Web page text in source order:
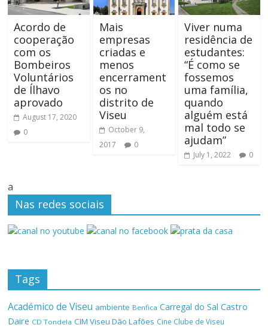
Acordo de
cooperação
com os
Bombeiros
Voluntários
de Ílhavo
aprovado
August 17, 2020
0
Mais
empresas
criadas e
menos
encerrament
os no
distrito de
Viseu
October 9,
2017
0
Viver numa
residência de
estudantes:
“É como se
fossemos
uma família,
quando
alguém está
mal todo se
ajudam”
July 1, 2022 0
a
Nas redes sociais
Tags
Académico de Viseu ambiente Benfica Carregal do Sal Castro
Daire CD Tondela CIM Viseu Dão Lafões Cine Clube de Viseu